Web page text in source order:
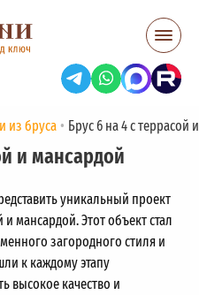
из бруса Брус 6 на 4 с террасой
и мансардой
уникальный проект
мансардой. Этот объект стал
загородного стиля и
к каждому этапу
высокое качество и